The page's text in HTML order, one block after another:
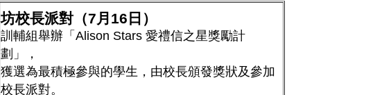
坊校長派對（7月16日）
訓輔組舉辦「Alison Stars 愛禮信之星獎勵計
劃」，
獲選為最積極參與的學生，由校長頒發獎狀及參加
校長派對。